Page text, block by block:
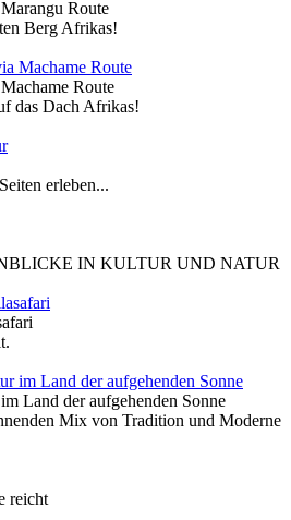
Route
Berg Afrikas!
Route
das Dach Afrikas!
erleben...
IN KULTUR UND NATUR
Land der aufgehenden Sonne
Mix von Tradition und Moderne
reicht